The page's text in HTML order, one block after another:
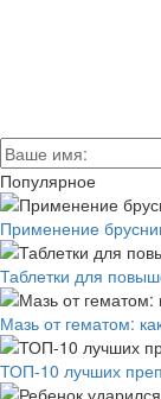
Популярное
Применение
Таблетки для
Мазь от гематом:
ТОП-10 лучших